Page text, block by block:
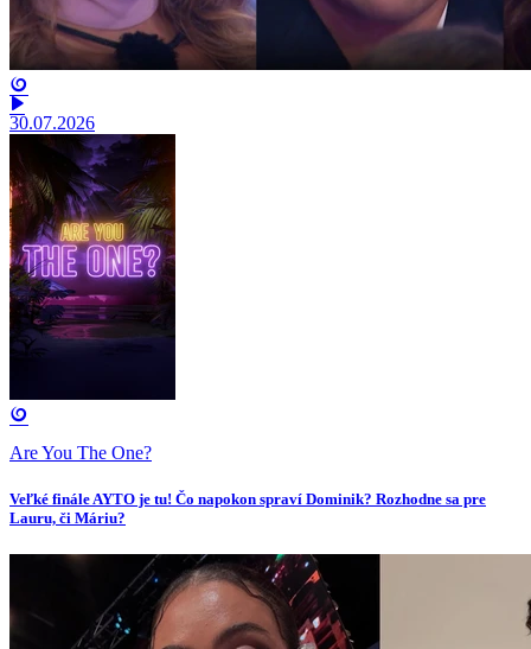
30.07.2026
Are You The One?
Veľké finále AYTO je tu! Čo napokon spraví Dominik? Rozhodne sa pre
Lauru, či Máriu?